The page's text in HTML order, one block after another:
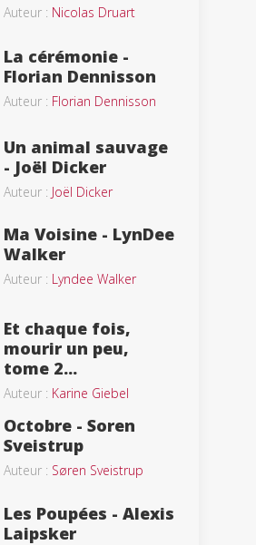
Auteur : Nicolas Druart
La cérémonie -
Florian Dennisson
Auteur : Florian Dennisson
Un animal sauvage
- Joël Dicker
Auteur : Joël Dicker
Ma Voisine - LynDee
Walker
Auteur : Lyndee Walker
Et chaque fois,
mourir un peu,
tome 2...
Auteur : Karine Giebel
Octobre - Soren
Sveistrup
Auteur : Søren Sveistrup
Les Poupées - Alexis
Laipsker